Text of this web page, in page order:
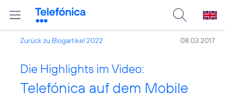
Zurück zu Blogartikel 2022 08.03.2017
Die Highlights im Video:
Telefónica auf dem Mobile